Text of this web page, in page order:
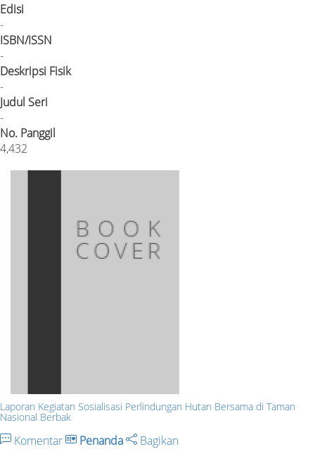
Edisi
-
ISBN/ISSN
-
Deskripsi Fisik
-
Judul Seri
-
No. Panggil
4,432
Laporan Kegiatan Sosialisasi Perlindungan Hutan Bersama di Taman
Nasional Berbak
Komentar Penanda Bagikan